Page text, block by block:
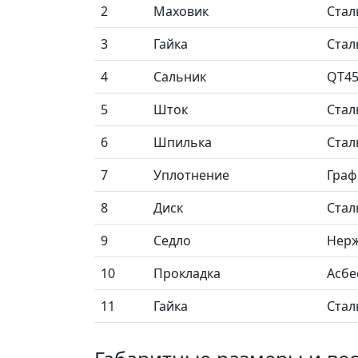
2 Маховик
3
Гайка
4
Сальник
5
Шток
6
Шпилька
7
Уплотнение
8
Диск
9
Седло
10
Прокладка
11
Гайка